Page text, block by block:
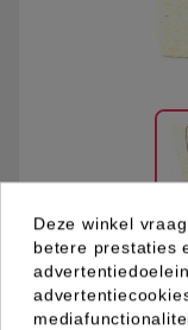
Deze winkel
betere prestaties